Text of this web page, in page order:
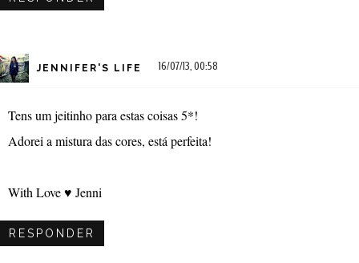
JENNIFER'S LIFE 16/07/13, 00:58
Tens um jeitinho para estas coisas 5*!
Adorei a mistura das cores, está perfeita!
With Love ♥ Jenni
RESPONDER